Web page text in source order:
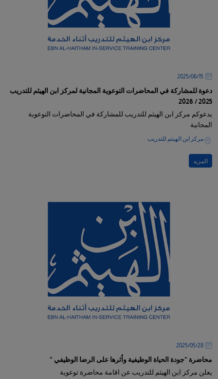
15‏/06‏/2025
دعوة للمشاركة في المحاضرات التوعوية المجانية لمركز ابن الهيثم للتدريب
2025 / 2026
يدعوكم مركز ابن الهيثم للتدريب للمشاركة في المحاضرات التوعوية
المجانية
مركز ابن الهيثم للتدريب
المزيد
28‏/05‏/2025
محاضرة "جودة الحياة الوظيفية واُثرها على الرضا الوظيفي "
يعلن مركز ابن الهيثم للتدريب عن اقامة محاضرة توعوية